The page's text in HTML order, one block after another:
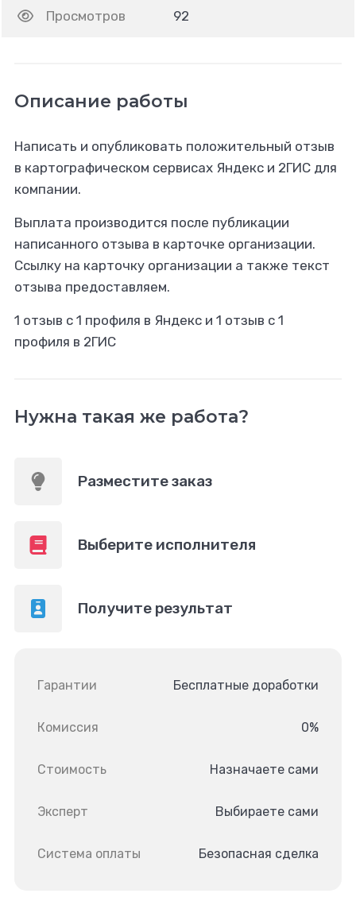
Просмотров 92
Описание работы
Написать и опубликовать положительный отзыв
в картографическом сервисах Яндекс и 2ГИС для
компании.
Выплата производится после публикации
написанного отзыва в карточке организации.
Ссылку на карточку организации а также текст
отзыва предоставляем.
1 отзыв с 1 профиля в Яндекс и 1 отзыв с 1
профиля в 2ГИС
Нужна такая же работа?
Разместите заказ
Выберите исполнителя
Получите результат
Гарантии Бесплатные доработки
Комиссия 0%
Стоимость Назначаете сами
Эксперт Выбираете сами
Система оплаты Безопасная сделка